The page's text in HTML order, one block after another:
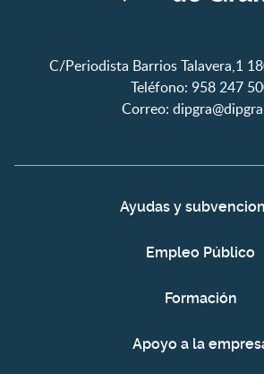
C/Periodista Barrios Talavera,1
Teléfono: 958 247
Correo:
Ayudas y
Empleo Público
Formación
Apoyo a la